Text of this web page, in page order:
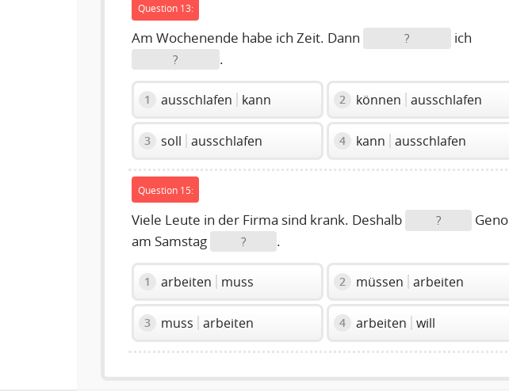
Question 13:
Am Wochenende habe ich Zeit. Dann ? ich
? .
1 ausschlafen kann 2 können ausschlafen
3 soll ausschlafen 4 kann ausschlafen
Question 15:
Viele Leute in der Firma sind krank. Deshalb ?
Geno
am Samstag
? .
1 arbeiten muss 2 müssen arbeiten
3 muss arbeiten 4 arbeiten will